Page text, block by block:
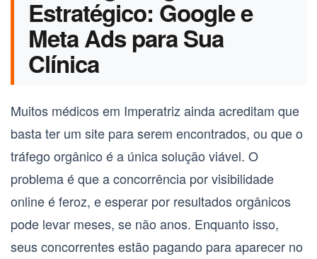
Estratégico: Google e
Meta Ads para Sua
Clínica
Muitos médicos em Imperatriz ainda acreditam que
basta ter um site para serem encontrados, ou que o
tráfego orgânico é a única solução viável. O
problema é que a concorrência por visibilidade
online é feroz, e esperar por resultados orgânicos
pode levar meses, se não anos. Enquanto isso,
seus concorrentes estão pagando para aparecer no